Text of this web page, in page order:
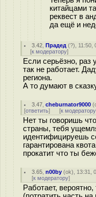
китайцами
реквест в
да ещё и
3.42 ,Прадед (?), 11:50,
[к модератору]
Если серьёзно,
так не работает.
региона.
А то думают в
3.47 ,cheburnator9000 (
[ответить] [к модератору
Нет ты говоришь
страны, тебя
идентифицируешь
гарантирована
прокатит что ты
3.65 ,n00by (ok), 13:31,
[к модератору]
Работает,